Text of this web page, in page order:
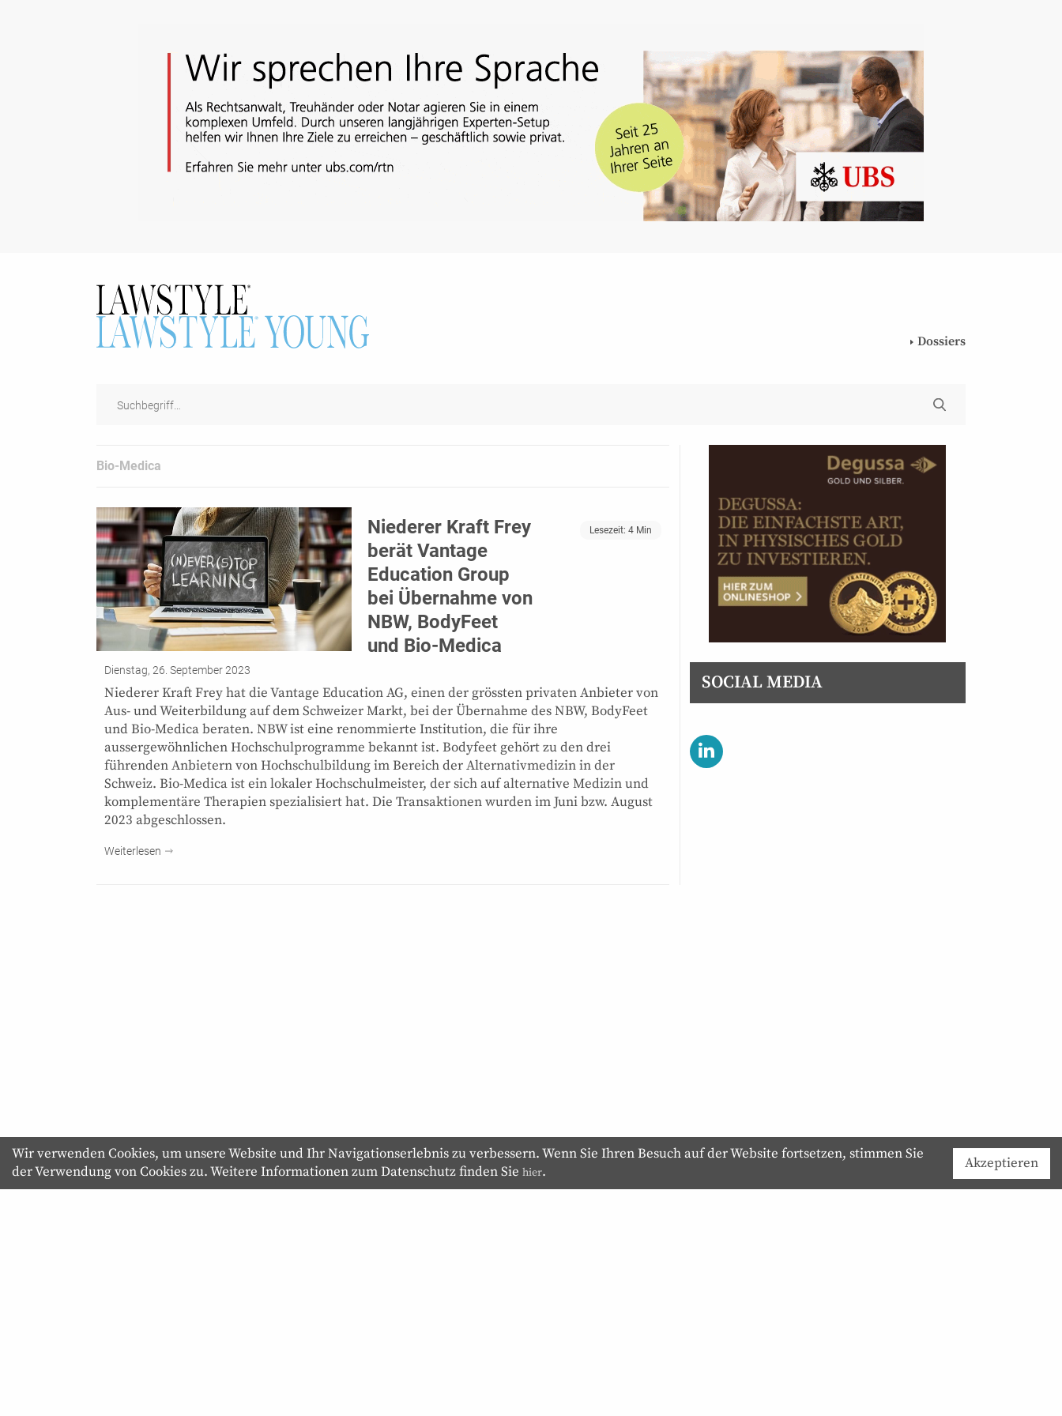
Dossiers
Bio-Medica
Niederer Kraft Frey
berät Vantage
Education Group
bei Übernahme von
NBW, BodyFeet
und Bio-Medica
Lesezeit: 4 Min
Dienstag, 26. September 2023
Niederer Kraft Frey hat die Vantage Education AG, einen der grössten privaten Anbieter von
Aus- und Weiterbildung auf dem Schweizer Markt, bei der Übernahme des NBW, BodyFeet
und Bio-Medica beraten. NBW ist eine renommierte Institution, die für ihre
aussergewöhnlichen Hochschulprogramme bekannt ist. Bodyfeet gehört zu den drei
führenden Anbietern von Hochschulbildung im Bereich der Alternativmedizin in der
Schweiz. Bio-Medica ist ein lokaler Hochschulmeister, der sich auf alternative Medizin und
komplementäre Therapien spezialisiert hat. Die Transaktionen wurden im Juni bzw. August
2023 abgeschlossen.
Weiterlesen
SOCIAL MEDIA
Wir verwenden Cookies, um unsere Website und Ihr Navigationserlebnis zu verbessern. Wenn Sie Ihren Besuch auf der Website fortsetzen, stimmen Sie
der Verwendung von Cookies zu. Weitere Informationen zum Datenschutz finden Sie hier.
Akzeptieren